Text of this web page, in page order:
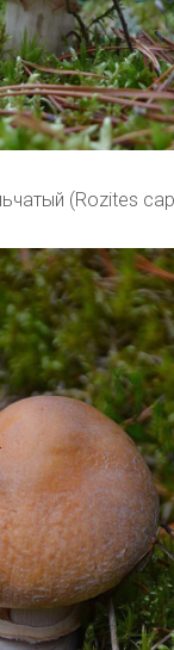
(Rozites